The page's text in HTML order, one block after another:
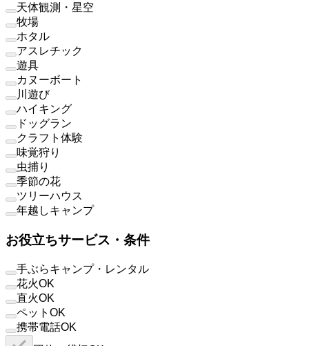
天体観測・星空
牧場
ホタル
アスレチック
遊具
カヌーボート
川遊び
ハイキング
ドッグラン
クラフト体験
味覚狩り
虫捕り
季節の花
ツリーハウス
年越しキャンプ
お役立ちサービス・条件
手ぶらキャンプ・レンタル
花火OK
直火OK
ペットOK
携帯電話OK